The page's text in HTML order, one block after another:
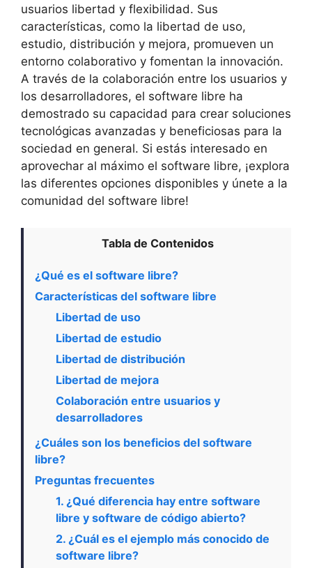
usuarios libertad y flexibilidad. Sus
características, como la libertad de uso,
estudio, distribución y mejora, promueven un
entorno colaborativo y fomentan la innovación.
A través de la colaboración entre los usuarios y
los desarrolladores, el software libre ha
demostrado su capacidad para crear soluciones
tecnológicas avanzadas y beneficiosas para la
sociedad en general. Si estás interesado en
aprovechar al máximo el software libre, ¡explora
las diferentes opciones disponibles y únete a la
comunidad del software libre!
Tabla de Contenidos
¿Qué es el software libre?
Características del software libre
Libertad de uso
Libertad de estudio
Libertad de distribución
Libertad de mejora
Colaboración entre usuarios y
desarrolladores
¿Cuáles son los beneficios del software
libre?
Preguntas frecuentes
1. ¿Qué diferencia hay entre software
libre y software de código abierto?
2. ¿Cuál es el ejemplo más conocido de
software libre?